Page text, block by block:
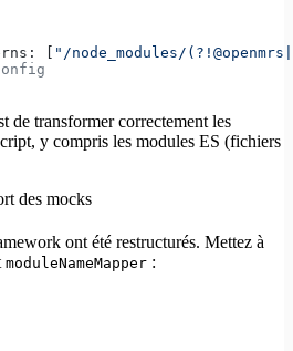
[
"/node_modules/
de transformer correctement les
y compris les modules ES (fichiers
des mocks
ont été restructurés. Mettez à
moduleNameMapper :